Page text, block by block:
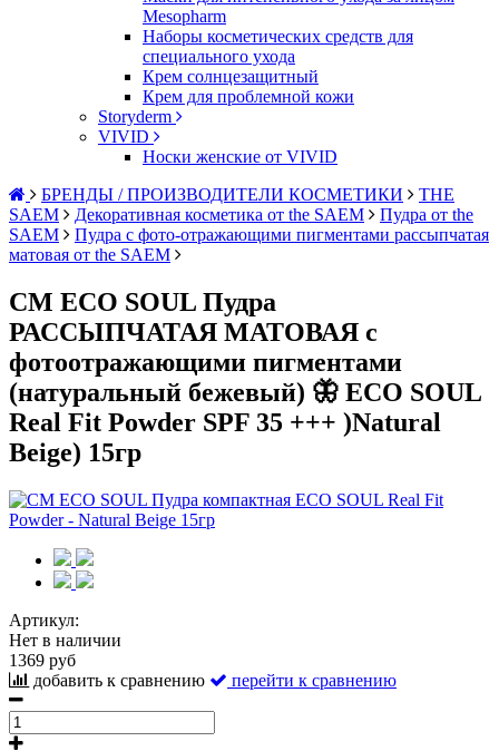
Mesopharm
Наборы косметических средств для
специального ухода
Крем солнцезащитный
Крем для проблемной кожи
Storyderm
VIVID
Носки женские от VIVID
БРЕНДЫ / ПРОИЗВОДИТЕЛИ КОСМЕТИКИ
THE
SAEM
Декоративная косметика от the SAEM
Пудра от the
SAEM
Пудра с фото-отражающими пигментами рассыпчатая
матовая от the SAEM
СМ ECO SOUL Пудра
РАССЫПЧАТАЯ МАТОВАЯ с
фотоотражающими пигментами
(натуральный бежевый) 🦋 ECO SOUL
Real Fit Powder SPF 35 +++ )Natural
Beige) 15гр
Артикул:
Нет в наличии
1369 руб
добавить к сравнению
перейти к сравнению